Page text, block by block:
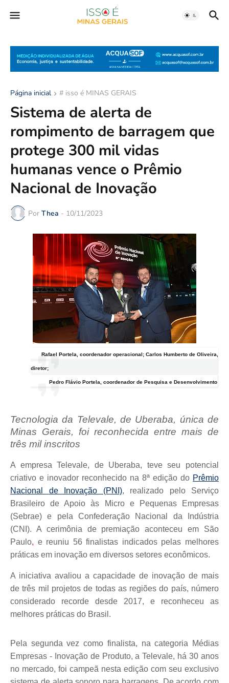
Página inicial # isso é MINAS GERAIS
Sistema de alerta de
rompimento de barragem que
protege 300 mil vidas
humanas vence o Prêmio
Nacional de Inovação
Por Thea - 10/11/2023
Rafael Portela, coordenador operacional; Carlos Humberto de Oliveira,
diretor;
Pedro Flávio Portela, coordenador de Pesquisa e Desenvolvimento
Tecnologia da Televale, de Uberaba, única de
Minas Gerais, foi reconhecida entre mais de
três mil inscritos
A empresa Televale, de Uberaba, teve seu potencial
criativo e inovador reconhecido na 8ª edição do Prêmio
Nacional de Inovação (PNI), realizado pelo Serviço
Brasileiro de Apoio às Micro e Pequenas Empresas
(Sebrae) e pela Confederação Nacional da Indústria
(CNI). A cerimônia de premiação aconteceu em São
Paulo, e reuniu 56 finalistas indicados pelas melhores
práticas em inovação em diversos setores econômicos.
A iniciativa avaliou a capacidade de inovação de mais
de três mil projetos de todas as regiões do país, número
considerado recorde desde 2017, e reconheceu as
melhores práticas do Brasil.
Pela segunda vez como finalista, na categoria Médias
Empresas - Inovação de Produto, a Televale, há 30 anos
no mercado, foi campeã nesta edição com seu exclusivo